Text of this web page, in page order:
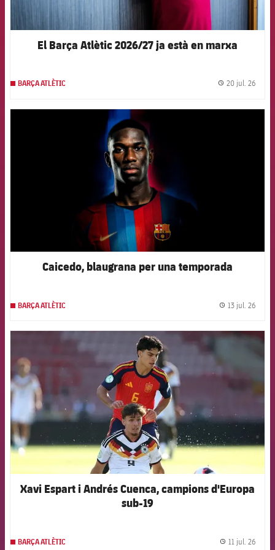
El Barça Atlètic 2026/27 ja està en marxa
BARÇA ATLÈTIC 20 jul. 26
Caicedo, blaugrana per una temporada
BARÇA ATLÈTIC 13 jul. 26
FCB Barcelona badge
Xavi Espart i Andrés Cuenca, campions d'Europa
sub-19
BARÇA ATLÈTIC 11 jul. 26